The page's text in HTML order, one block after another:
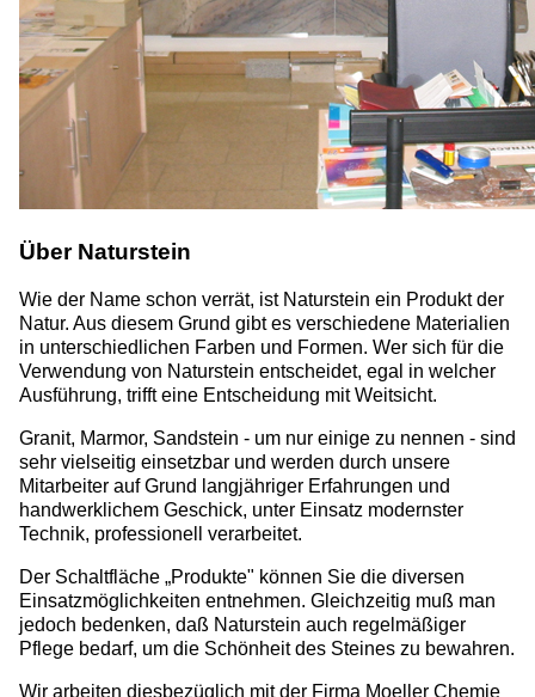
Über Naturstein
Wie der Name schon verrät, ist Naturstein ein Produkt der
Natur. Aus diesem Grund gibt es verschiedene Materialien
in unterschiedlichen Farben und Formen. Wer sich für die
Verwendung von Naturstein entscheidet, egal in welcher
Ausführung, trifft eine Entscheidung mit Weitsicht.
Granit, Marmor, Sandstein - um nur einige zu nennen - sind
sehr vielseitig einsetzbar und werden durch unsere
Mitarbeiter auf Grund langjähriger Erfahrungen und
handwerklichem Geschick, unter Einsatz modernster
Technik, professionell verarbeitet.
Der Schaltfläche „Produkte" können Sie die diversen
Einsatzmöglichkeiten entnehmen. Gleichzeitig muß man
jedoch bedenken, daß Naturstein auch regelmäßiger
Pflege bedarf, um die Schönheit des Steines zu bewahren.
Wir arbeiten diesbezüglich mit der Firma Moeller Chemie